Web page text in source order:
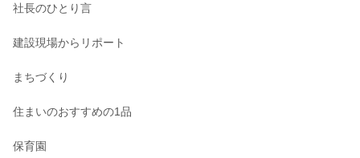
社長のひとり言
建設現場からリポート
まちづくり
住まいのおすすめの1品
保育園